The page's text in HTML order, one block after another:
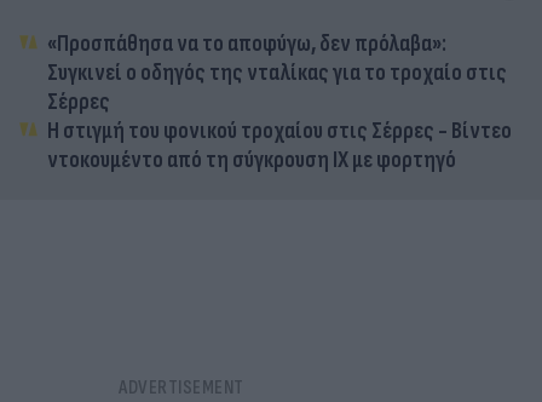
«Προσπάθησα να το αποφύγω, δεν πρόλαβα»:
Συγκινεί ο οδηγός της νταλίκας για το τροχαίο στις
Σέρρες
Η στιγμή του φονικού τροχαίου στις Σέρρες - Βίντεο
ντοκουμέντο από τη σύγκρουση ΙΧ με φορτηγό